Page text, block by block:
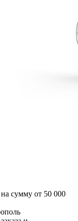
сумму от 50 000